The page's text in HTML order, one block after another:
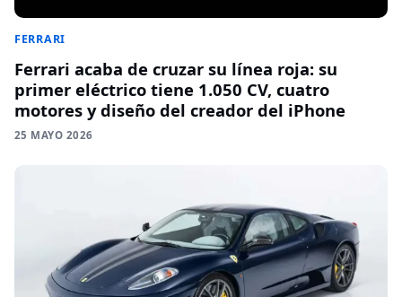
FERRARI
Ferrari acaba de cruzar su línea roja: su
primer eléctrico tiene 1.050 CV, cuatro
motores y diseño del creador del iPhone
25 MAYO 2026